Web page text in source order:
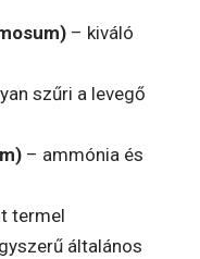
– kiváló
szűri a levegő
– ammónia és
termel
általános